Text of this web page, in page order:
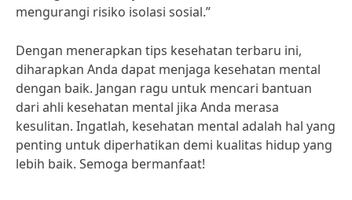
mengurangi risiko isolasi sosial.”
Dengan menerapkan tips kesehatan terbaru ini,
diharapkan Anda dapat menjaga kesehatan mental
dengan baik. Jangan ragu untuk mencari bantuan
dari ahli kesehatan mental jika Anda merasa
kesulitan. Ingatlah, kesehatan mental adalah hal yang
penting untuk diperhatikan demi kualitas hidup yang
lebih baik. Semoga bermanfaat!